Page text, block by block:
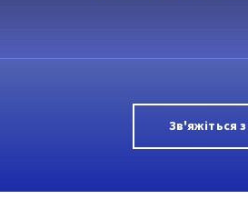
Зв'яжіться